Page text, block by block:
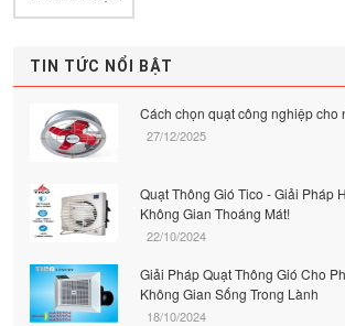
TIN TỨC NỔI BẬT
Cách chọn quạt công nghiệp cho
27/12/2025
Quạt Thông Gió Tico - Giải Pháp
Không Gian Thoáng Mát!
22/10/2024
Giải Pháp Quạt Thông Gió Cho
Không Gian Sống Trong Lành
18/10/2024